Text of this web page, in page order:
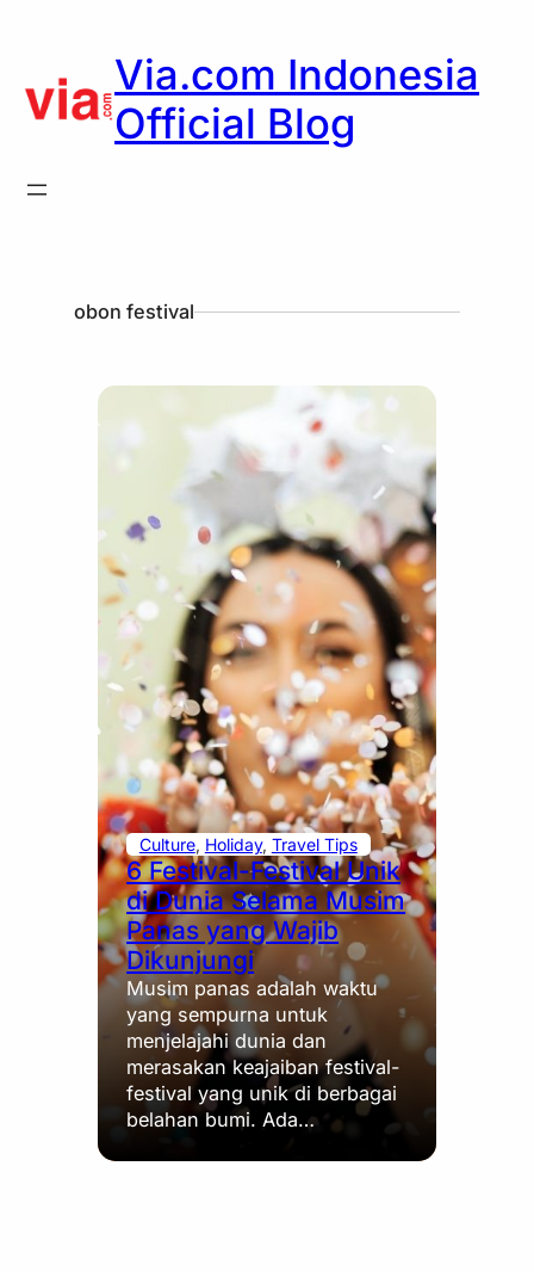
Via.com Indonesia
Official Blog
obon festival
Culture, Holiday, Travel Tips
6 Festival-Festival Unik
di Dunia Selama Musim
Panas yang Wajib
Dikunjungi
Musim panas adalah waktu
yang sempurna untuk
menjelajahi dunia dan
merasakan keajaiban festival-
festival yang unik di berbagai
belahan bumi. Ada…